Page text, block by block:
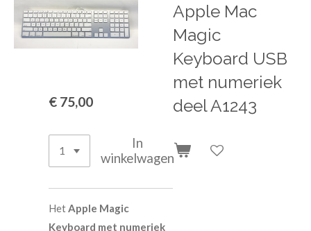
Apple Mac
Magic
Keyboard USB
met numeriek
deel A1243
€ 75,00
In
winkelwagen
HetApple Magic
Keyboard met numeriek